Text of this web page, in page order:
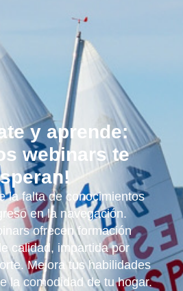
y aprende:
webinars te
la falta de conocimientos
en la navegación.
ofrecen formación
calidad, impartida por
Mejora tus habilidades
la comodidad de tu hogar.